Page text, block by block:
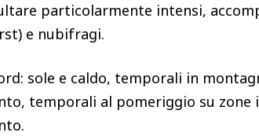
particolarmente intensi,
e nubifragi.
sole e caldo, temporali in
temporali al pomeriggio su zone